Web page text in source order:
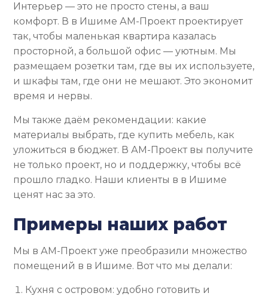
Интерьер — это не просто стены, а ваш
комфорт. В в Ишиме АМ-Проект проектирует
так, чтобы маленькая квартира казалась
просторной, а большой офис — уютным. Мы
размещаем розетки там, где вы их используете,
и шкафы там, где они не мешают. Это экономит
время и нервы.
Мы также даём рекомендации: какие
материалы выбрать, где купить мебель, как
уложиться в бюджет. В АМ-Проект вы получите
не только проект, но и поддержку, чтобы всё
прошло гладко. Наши клиенты в в Ишиме
ценят нас за это.
Примеры наших работ
Мы в АМ-Проект уже преобразили множество
помещений в в Ишиме. Вот что мы делали:
Кухня с островом: удобно готовить и